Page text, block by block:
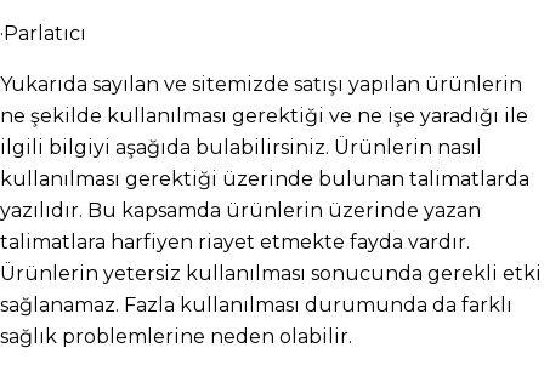
·Parlatıcı
Yukarıda sayılan ve sitemizde satışı yapılan ürünlerin
ne şekilde kullanılması gerektiği ve ne işe yaradığı ile
ilgili bilgiyi aşağıda bulabilirsiniz. Ürünlerin nasıl
kullanılması gerektiği üzerinde bulunan talimatlarda
yazılıdır. Bu kapsamda ürünlerin üzerinde yazan
talimatlara harfiyen riayet etmekte fayda vardır.
Ürünlerin yetersiz kullanılması sonucunda gerekli etki
sağlanamaz. Fazla kullanılması durumunda da farklı
sağlık problemlerine neden olabilir.